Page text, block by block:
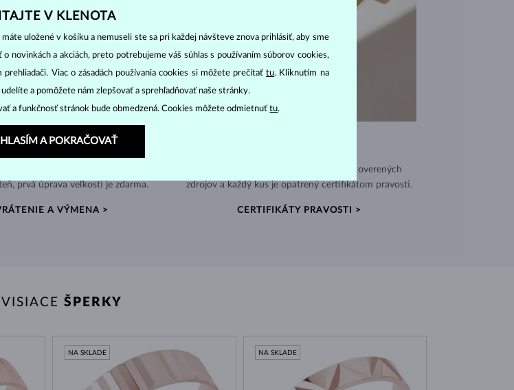
DNÍ NA VRÁTENIE
prvá úprava veľkosti je zdarma.
A VÝMENA >
Používame vysokokvalitné materiály z overených
zdrojov a každý kus je opatrený certifikátom pravosti.
CERTIFIKÁTY PRAVOSTI >
ŠPERKY
NA SKLADE NA SKLADE
V KLENOTA
uložené v košíku a nemuseli ste sa pri každej návšteve znova prihlásiť, aby sme
novinkách a akciách, preto potrebujeme váš súhlas s používaním súborov cookies,
Viac o zásadách používania cookies si môžete prečítaťtu. Kliknutím na
a pomôžete nám zlepšovať a sprehľadňovať naše stránky.
a funkčnosť stránok bude obmedzená. Cookies môžete odmietnuťtu.
A POKRAČOVAŤ